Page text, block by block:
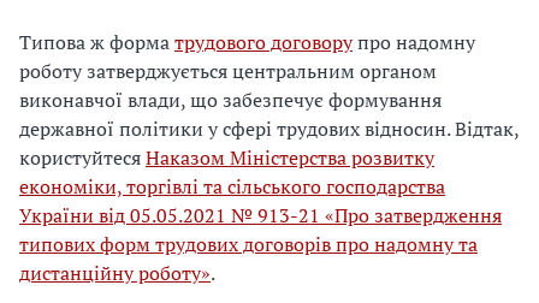
Типова ж форматрудового договорупро надомну
роботу затверджується центральним органом
виконавчої влади, що забезпечує формування
державної політики у сфері трудових відносин. Відтак,
користуйтесяНаказом Міністерства розвитку
економіки, торгівлі та сільського господарства
України від 05.05.2021 № 913-21 «Про затвердження
типових форм трудових договорів про надомну та
дистанційну роботу».